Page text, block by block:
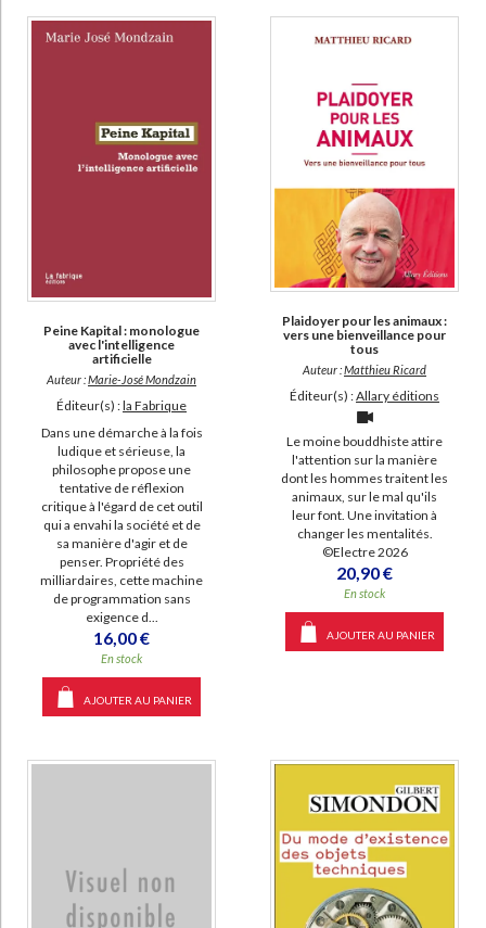
Le mythe de la machine (1)
disponible (652)
epuise (497)
Peine Kapital : monologue
avec l'intelligence
artificielle
Auteur :Marie-José Mondzain
Éditeur(s) :la Fabrique
Dans une démarche à la fois
ludique et sérieuse, la
philosophe propose une
tentative de réflexion
critique à l'égard de cet outil
qui a envahi la société et de
sa manière d'agir et de
penser. Propriété des
milliardaires, cette machine
de programmation sans
exigence d...
16,00 €
En stock
AJOUTER AU PANIER
Plaidoyer pour les animaux :
vers une bienveillance pour
tous
Auteur :Matthieu Ricard
Éditeur(s) :Allary éditions
Le moine bouddhiste attire
l'attention sur la manière
dont les hommes traitent les
animaux, sur le mal qu'ils
leur font. Une invitation à
changer les mentalités.
©Electre 2026
20,90 €
En stock
AJOUTER AU PANIER